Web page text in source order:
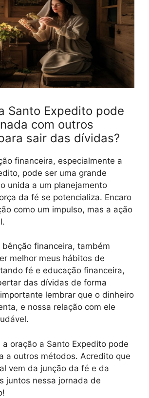
Santo Expedito pode
com outros
sair das dívidas?
financeira, especialmente a
pode ser uma grande
unida a um planejamento
da fé se potencializa. Encaro
como um impulso, mas a ação
bênção financeira, também
melhor meus hábitos de
fé e educação financeira,
das dívidas de forma
lembrar que o dinheiro
e nossa relação com ele
oração a Santo Expedito pode
a outros métodos. Acredito que
vem da junção da fé e da
juntos nessa jornada de